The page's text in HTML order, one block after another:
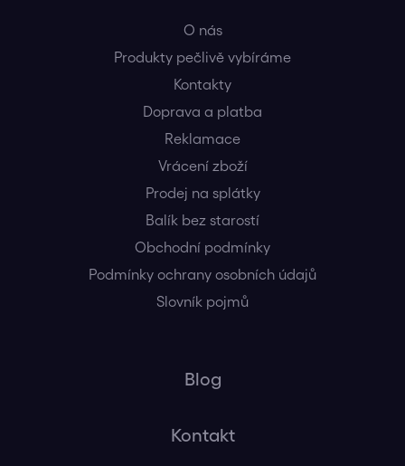
O nás
Produkty pečlivě vybíráme
Kontakty
Doprava a platba
Reklamace
Vrácení zboží
Prodej na splátky
Balík bez starostí
Obchodní podmínky
Podmínky ochrany osobních údajů
Slovník pojmů
Blog
Kontakt